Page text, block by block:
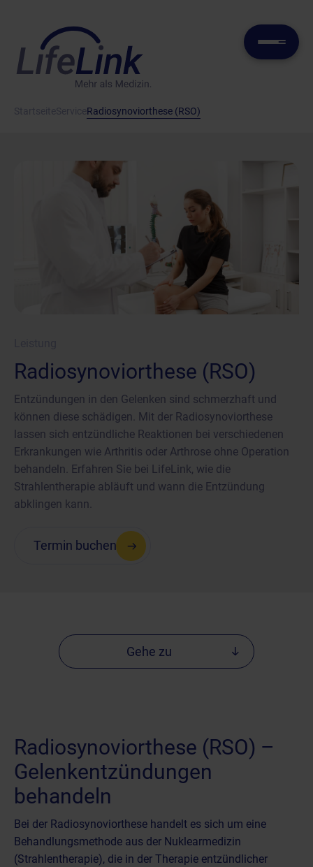
Radiosynoviorthese (RSO)
Radiosynoviorthese (RSO)
Entzündungen in den Gelenken sind schmerzhaft und
können diese schädigen. Mit der Radiosynoviorthese
lassen sich entzündliche Reaktionen bei verschiedenen
Erkrankungen wie Arthritis oder Arthrose ohne Operation
behandeln. Erfahren Sie bei LifeLink, wie die
Strahlentherapie abläuft und wann die Entzündung
abklingen kann.
Termin buchen
Gehe zu
Radiosynoviorthese (RSO) –
Gelenkentzündungen
behandeln
Bei der Radiosynoviorthese handelt es sich um eine
Behandlungsmethode aus der Nuklearmedizin
(Strahlentherapie), die in der Therapie entzündlicher